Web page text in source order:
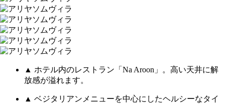
▲ ホテル内のレストラン「Na Aroon」。高い天井に解
放感が溢れます。
▲ ベジタリアンメニューを中心にしたヘルシーなタイ